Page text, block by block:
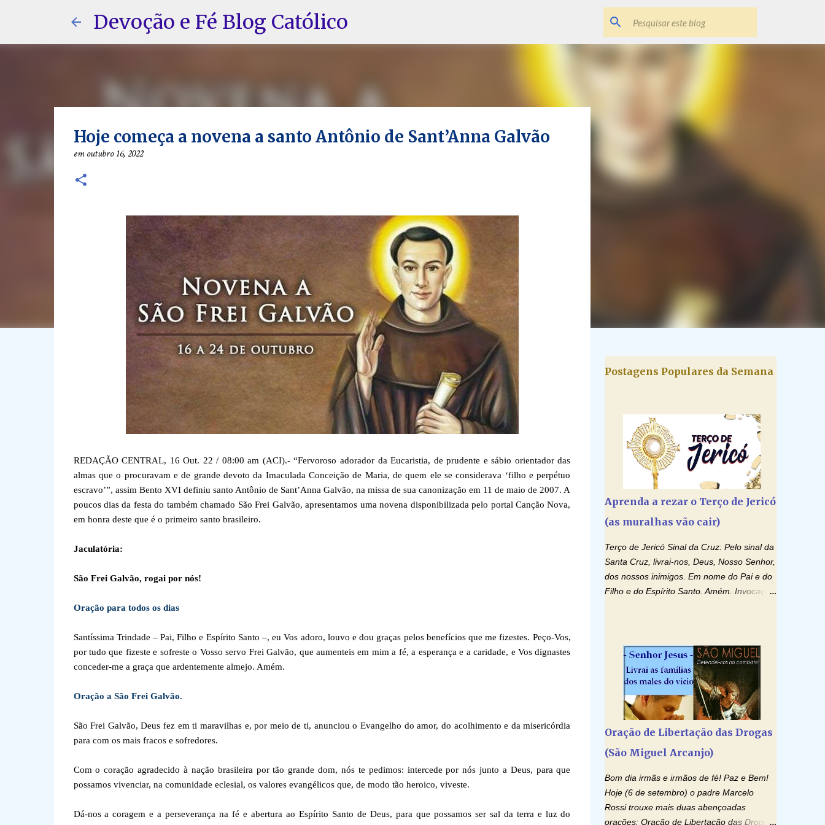
Pular para o conteúdo principal
Devoção e Fé Blog Católico
Hoje começa a novena a santo Antônio de Sant’Anna Galvão
emoutubro 16, 2022
REDAÇÃO CENTRAL, 16 Out. 22 / 08:00 am (ACI).- “Fervoroso adorador da Eucaristia, de prudente e sábio orientador das
almas que o procuravam e de grande devoto da Imaculada Conceição de Maria, de quem ele se considerava ‘filho e perpétuo
escravo’”, assim Bento XVI definiu santo Antônio de Sant’Anna Galvão, na missa de sua canonização em 11 de maio de 2007. A
poucos dias da festa do também chamado São Frei Galvão, apresentamos uma novena disponibilizada pelo portal Canção Nova,
em honra deste que é o primeiro santo brasileiro.
Jaculatória:
São Frei Galvão, rogai por nós!
Oração para todos os dias
Santíssima Trindade – Pai, Filho e Espírito Santo –, eu Vos adoro, louvo e dou graças pelos benefícios que me fizestes. Peço-Vos,
por tudo que fizeste e sofreste o Vosso servo Frei Galvão, que aumenteis em mim a fé, a esperança e a caridade, e Vos dignastes
conceder-me a graça que ardentemente almejo. Amém.
Oração a São Frei Galvão.
São Frei Galvão, Deus fez em ti maravilhas e, por meio de ti, anunciou o Evangelho do amor, do acolhimento e da misericórdia
para com os mais fracos e sofredores.
Com o coração agradecido à nação brasileira por tão grande dom, nós te pedimos: intercede por nós junto a Deus, para que
possamos vivenciar, na comunidade eclesial, os valores evangélicos que, de modo tão heroico, viveste.
Dá-nos a coragem e a perseverança na fé e abertura ao Espírito Santo de Deus, para que possamos ser sal da terra e luz do
Postagens Populares da Semana
Aprenda a rezar o Terço de Jericó
(as muralhas vão cair)
Terço de Jericó Sinal da Cruz: Pelo sinal da
Santa Cruz, livrai-nos, Deus, Nosso Senhor,
dos nossos inimigos. Em nome do Pai e do
Filho e do Espírito Santo. Amém. Invocação
o vosso Espírito e tudo será criado. E
renovareis a face da terra. Oremos: Ó
Deus, que instruístes os corações dos
vossos fiéis com a luz do Espírito Santo,
fazei que apreciemos retamente todas as
gozemos sempre da sua consolação. Por
Cristo, Senhor Nosso. Amém. Creio: Creio
céu e da terra; e em Jesus Cristo, seu único
Filho, nosso Senhor; que foi concebido pelo
poder do Espí­rito Santo; nasceu da Virgem
Oração de Libertação das Drogas
(São Miguel Arcanjo)
Bom dia irmãs e irmãos de fé! Paz e Bem!
Hoje (6 de setembro) o padre Marcelo
Rossi trouxe mais duas abençoadas
orações: Oração de Libertação das Drogas